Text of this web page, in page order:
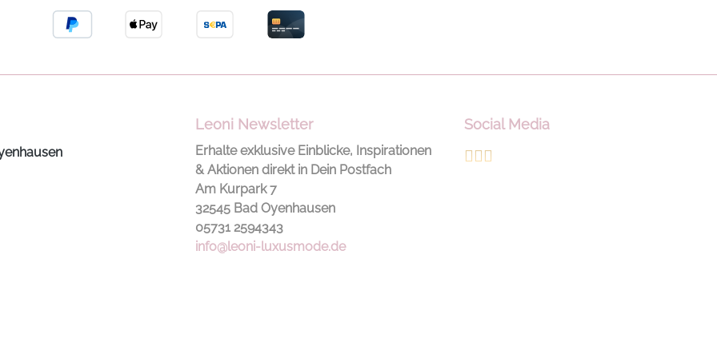
Leoni Newsletter
Erhalte exklusive Einblicke, Inspirationen
& Aktionen direkt in Dein Postfach
Am Kurpark 7
32545 Bad Oyenhausen
05731 2594343
info@leoni-luxusmode.de
Social Media